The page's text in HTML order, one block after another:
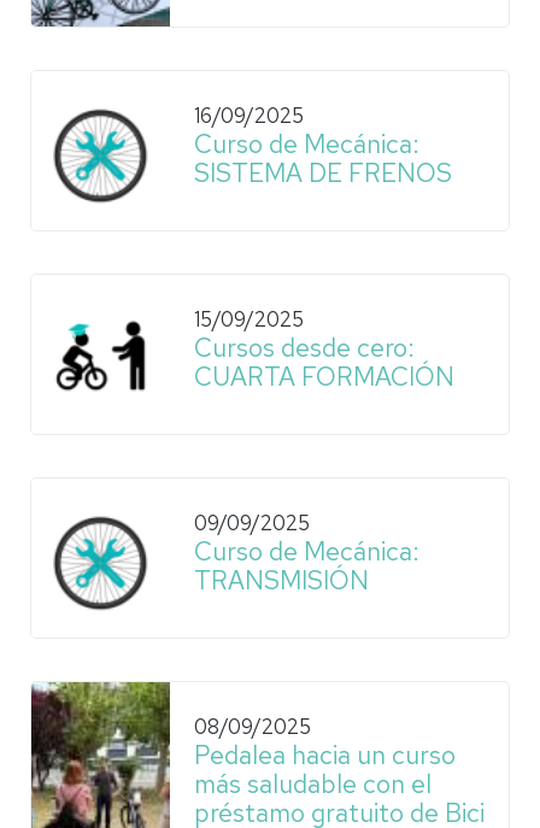
16/09/2025
Curso de Mecánica:
SISTEMA DE FRENOS
15/09/2025
Cursos desde cero:
CUARTA FORMACIÓN
09/09/2025
Curso de Mecánica:
TRANSMISIÓN
08/09/2025
Pedalea hacia un curso
más saludable con el
préstamo gratuito de Bici